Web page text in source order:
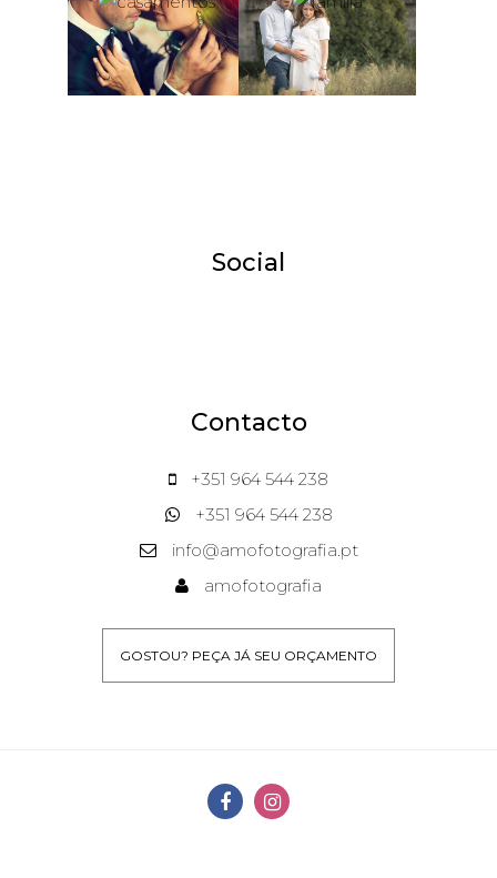
Social
Contacto
+351 964 544 238
+351 964 544 238
info@amofotografia.pt
amofotografia
GOSTOU? PEÇA JÁ SEU ORÇAMENTO